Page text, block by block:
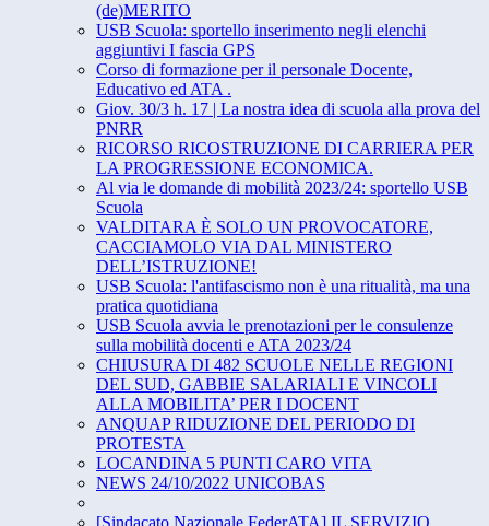
(de)MERITO
USB Scuola: sportello inserimento negli elenchi
aggiuntivi I fascia GPS
Corso di formazione per il personale Docente,
Educativo ed ATA .
Giov. 30/3 h. 17 | La nostra idea di scuola alla prova del
PNRR
RICORSO RICOSTRUZIONE DI CARRIERA PER
LA PROGRESSIONE ECONOMICA.
Al via le domande di mobilità 2023/24: sportello USB
Scuola
VALDITARA È SOLO UN PROVOCATORE,
CACCIAMOLO VIA DAL MINISTERO
DELL’ISTRUZIONE!
USB Scuola: l'antifascismo non è una ritualità, ma una
pratica quotidiana
USB Scuola avvia le prenotazioni per le consulenze
sulla mobilità docenti e ATA 2023/24
CHIUSURA DI 482 SCUOLE NELLE REGIONI
DEL SUD, GABBIE SALARIALI E VINCOLI
ALLA MOBILITA’ PER I DOCENT
ANQUAP RIDUZIONE DEL PERIODO DI
PROTESTA
LOCANDINA 5 PUNTI CARO VITA
NEWS 24/10/2022 UNICOBAS